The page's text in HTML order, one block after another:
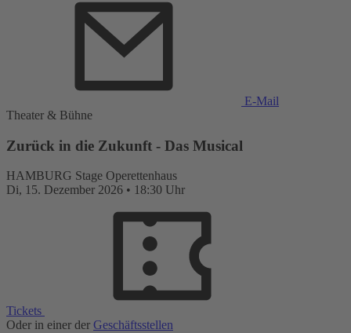
E-Mail
Theater & Bühne
Zurück in die Zukunft - Das Musical
HAMBURG Stage Operettenhaus
Di, 15. Dezember 2026 • 18:30 Uhr
Tickets
Oder in einer der Geschäftsstellen